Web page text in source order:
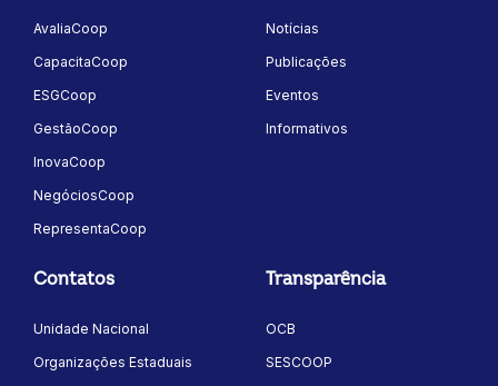
AvaliaCoop
CapacitaCoop
ESGCoop
GestãoCoop
InovaCoop
NegóciosCoop
RepresentaCoop
Notícias
Publicações
Eventos
Informativos
Contatos
Unidade Nacional
Organizações Estaduais
Transparência
OCB
SESCOOP